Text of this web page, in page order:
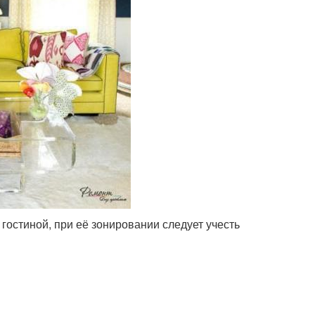
при её зонировании следует учесть